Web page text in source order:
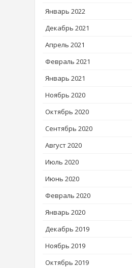
Январь 2022
Декабрь 2021
Апрель 2021
Февраль 2021
Январь 2021
Ноябрь 2020
Октябрь 2020
Сентябрь 2020
Август 2020
Июль 2020
Июнь 2020
Февраль 2020
Январь 2020
Декабрь 2019
Ноябрь 2019
Октябрь 2019